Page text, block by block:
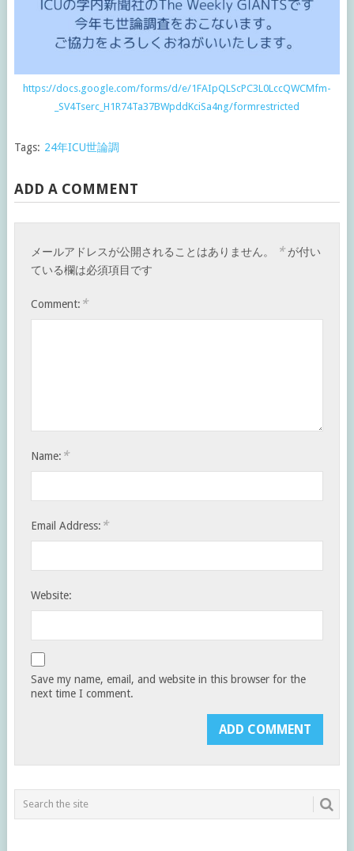
https://docs.google.com/forms/d/e/1FAIpQLScPC3L0LccQWCMfm-
_SV4Tserc_H1R74Ta37BWpddKciSa4ng/formrestricted
Tags: 24年ICU世論調
ADD A COMMENT
メールアドレスが公開されることはありません。 *が付い
ている欄は必須項目です
Comment: *
Name: *
Email Address: *
Website:
Save my name, email, and website in this browser for the
next time I comment.